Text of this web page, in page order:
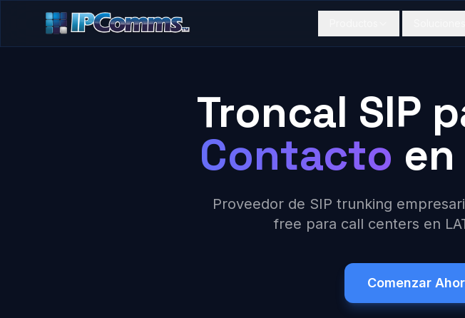
Troncal SIP
Contacto
Proveedor de SIP trunking
free para call centers en
Comenzar